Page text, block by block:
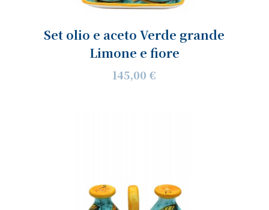
Set olio e aceto Verde grande
Limone e fiore
145,00 €